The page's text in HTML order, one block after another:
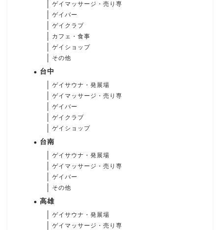
ゲイマッサージ・売り専
ゲイバー
ゲイクラブ
カフェ・食事
ゲイショップ
その他
台中
ゲイサウナ・発展場
ゲイマッサージ・売り専
ゲイバー
ゲイクラブ
ゲイショップ
台南
ゲイサウナ・発展場
ゲイマッサージ・売り専
ゲイバー
その他
高雄
ゲイサウナ・発展場
ゲイマッサージ・売り専